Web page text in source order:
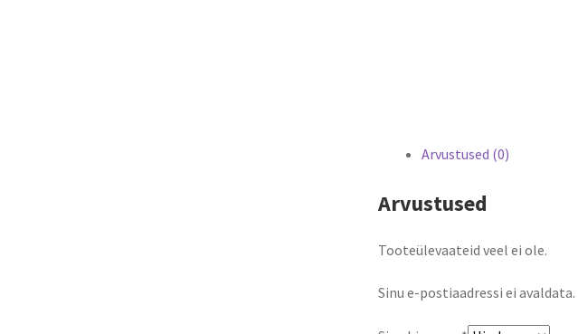
Arvustused (0)
Arvustused
Tooteülevaateid veel ei ole.
Sinu e-postiaadressi ei avaldata.